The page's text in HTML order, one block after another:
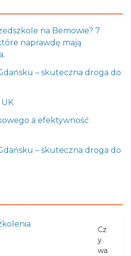
na Bemowie? 7
naprawdę mają
– skuteczna droga do
a efektywność
– skuteczna droga do
Cz
y
wa